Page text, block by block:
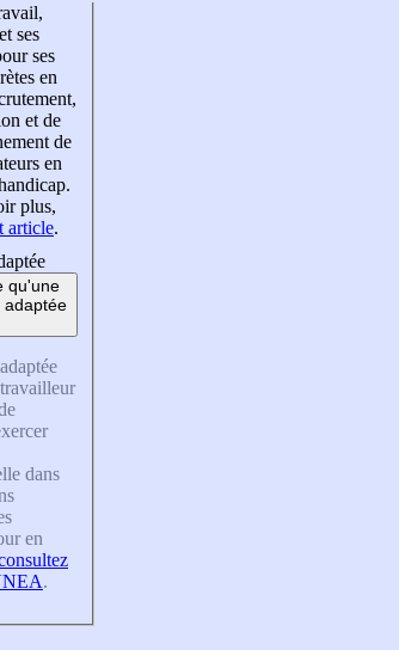
ses
ses
en
et de
de
en
plus,
article.
qu'une
adaptée
dans
en
.